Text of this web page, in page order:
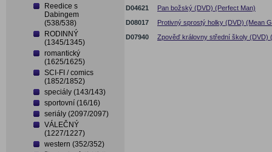
Reedice s
Dabingem
(538/538)
RODINNÝ
(1345/1345)
romantický
(1625/1625)
SCI-FI / comics
(1852/1852)
speciály (143/143)
sportovní (16/16)
seriály (2097/2097)
VÁLEČNÝ
(1227/1227)
western (352/352)
D04621
Pan božský (DVD) (Perfect Man)
D08017
Protivný sprostý holky (DVD) (Mean
D07940
Zpověď královny střední školy (DVD)